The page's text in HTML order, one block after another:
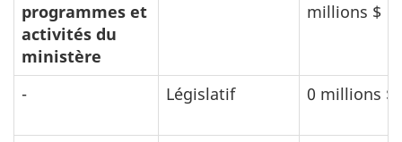
programmes et
activités du
ministère
millions $
- Législatif 0 millions $